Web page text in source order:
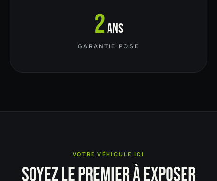
2ans
GARANTIE POSE
VOTRE VÉHICULE ICI
SOYEZ LE PREMIER À EXPOSER